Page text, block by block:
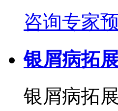
咨询专家
银屑病拓
银屑病拓